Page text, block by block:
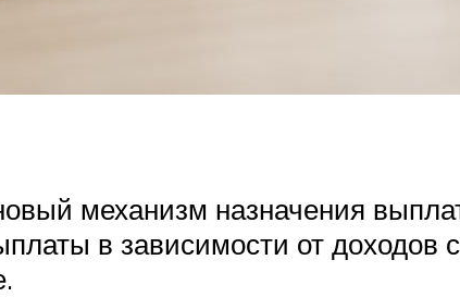
механизм назначения
в зависимости от доходов